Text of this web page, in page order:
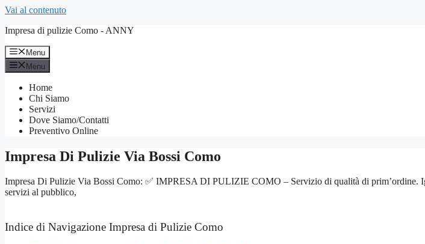
Vai al contenuto
Impresa di pulizie Como - ANNY
Menu
Menu
Home
Chi Siamo
Servizi
Dove Siamo/Contatti
Preventivo Online
Impresa Di Pulizie Via Bossi Como
Impresa Di Pulizie Via Bossi Como: ✅ IMPRESA DI PULIZIE COMO – Servizio di qualità di prim’ordine.
servizi al pubblico,
Indice di Navigazione Impresa di Pulizie Como